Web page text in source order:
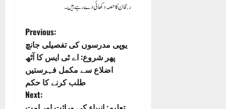
رجحان کا حصہ دکھائی دے رہے ہیں۔
Previous:
یوپی مدرسوں کی تفصیلی جانچ
پھر شروع: اے ٹی ایس کا آٹھ
اضلاع سے مکمل فہرستیں
طلب کرنے کا حکم
Next: